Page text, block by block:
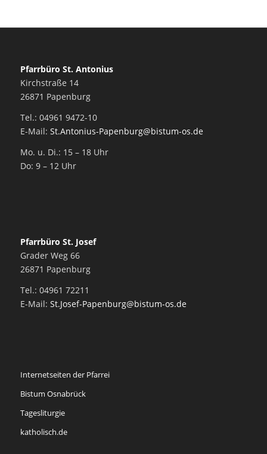
Pfarrbüro St. Antonius
Kirchstraße 14
26871 Papenburg
Tel.: 04961 9472-10
E-Mail: St.Antonius-Papenburg@bistum-os.de
Mo. u. Di.: 15 – 18 Uhr
Do: 9 – 12 Uhr
Pfarrbüro St. Josef
Grader Weg 66
26871 Papenburg
Tel.: 04961 72211
E-Mail: St.Josef-Papenburg@bistum-os.de
Internetseiten der Pfarrei
Bistum Osnabrück
Tagesliturgie
katholisch.de